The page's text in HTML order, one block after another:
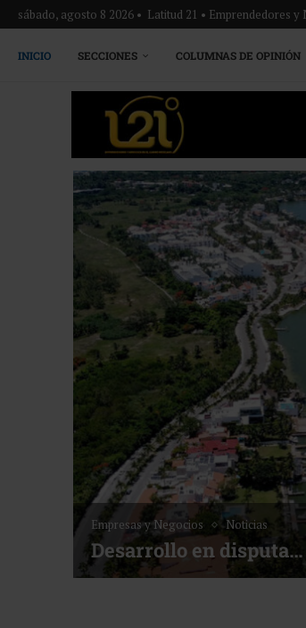
sábado, agosto 8 2026 • Latitud 21 • Emprendedores
INICIO SECCIONES COLUMNAS DE OPINIÓN
Empresas y Negocios Noticias
Desarrollo en